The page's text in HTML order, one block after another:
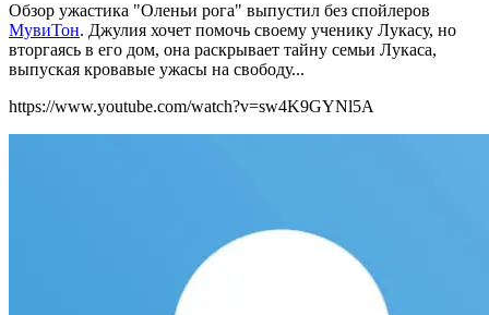
Обзор ужастика "Оленьи рога" выпустил без спойлеров
МувиТон. Джулия хочет помочь своему ученику Лукасу, но
вторгаясь в его дом, она раскрывает тайну семьи Лукаса,
выпуская кровавые ужасы на свободу...
https://www.youtube.com/watch?v=sw4K9GYNl5A